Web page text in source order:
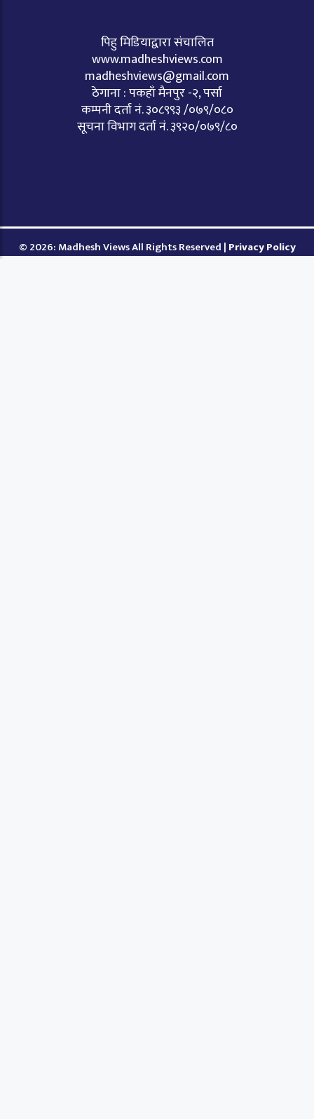
पिहु मिडियाद्वारा संचालित
www.madheshviews.com
madheshviews@gmail.com
ठेगाना : पकहाँ मैनपुर -२, पर्सा
कम्पनी दर्ता नं. ३०८९९३ /०७९/०८०
सूचना विभाग दर्ता नं. ३९२०/०७९/८०
© 2026: Madhesh Views All Rights Reserved | Privacy Policy